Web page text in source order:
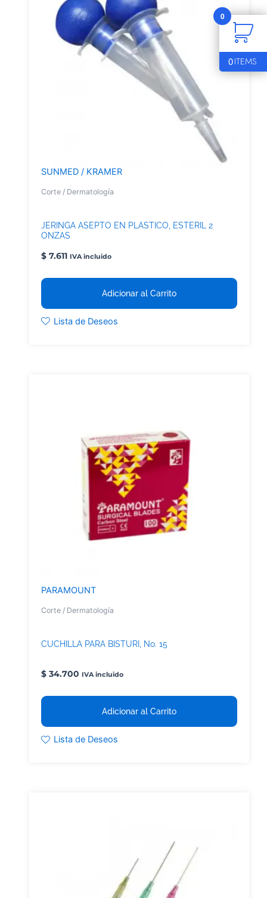
SUNMED / KRAMER
Corte / Dermatología
JERINGA ASEPTO EN PLASTICO, ESTERIL 2
ONZAS
$ 7.611 IVA incluido
Adicionar al Carrito
Lista de Deseos
PARAMOUNT
Corte / Dermatología
CUCHILLA PARA BISTURI, No. 15
$ 34.700 IVA incluido
Adicionar al Carrito
Lista de Deseos
0
0ITEMS